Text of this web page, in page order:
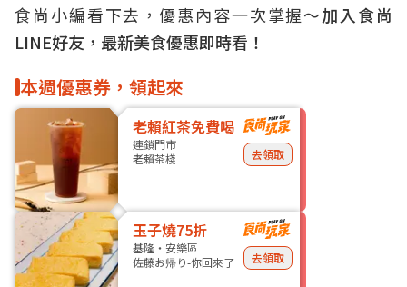
食尚小編看下去，優惠內容一次掌握～加入食尚
LINE好友，最新美食優惠即時看！
本週優惠券，領起來
老賴紅茶免費喝
連鎖門市
老賴茶棧
去領取
玉子燒75折
基隆・安樂區
佐藤お帰り-你回來了
去領取